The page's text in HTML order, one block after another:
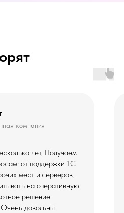
компания
лет. Получаем
от поддержки 1С
мест и серверов.
на оперативную
решение
довольны